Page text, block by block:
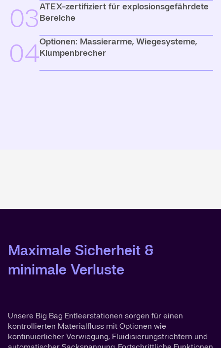
03ATEX-zertifiziert für explosionsgefährdete
Bereiche
04Optionen: Massierarme, Wiegesysteme,
Klumpenbrecher
Maximale Sicherheit &
minimale Verluste
Unsere Big Bag Entleerstationen sorgen für einen
kontrollierten Materialfluss mit Optionen wie
kontinuierlicher Verwiegung, Fluidisierungstrichtern und